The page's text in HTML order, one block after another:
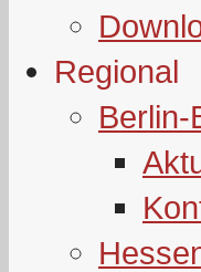
Regional
Berlin-